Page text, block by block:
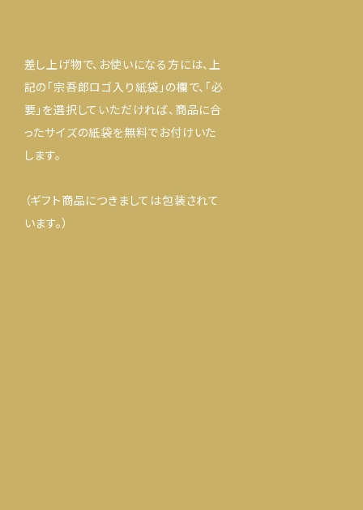
差し上げ物で、お使いになる方には、上
記の「宗吾郎ロゴ入り紙袋」の欄で、「必
要」を選択していただければ、商品に合
ったサイズの紙袋を無料でお付けいた
します。
（ギフト商品につきましては包装されて
います。）